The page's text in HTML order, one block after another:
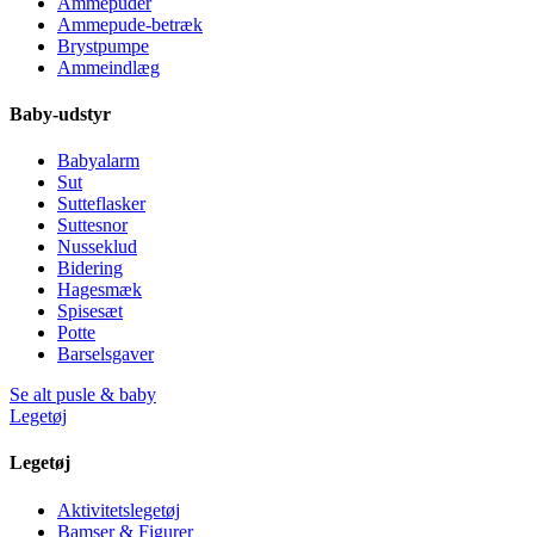
Ammepude-betræk
Brystpumpe
Ammeindlæg
Baby-udstyr
Babyalarm
Sut
Sutteflasker
Suttesnor
Nusseklud
Bidering
Hagesmæk
Spisesæt
Potte
Barselsgaver
Se alt pusle & baby
Legetøj
Legetøj
Aktivitetslegetøj
Bamser & Figurer